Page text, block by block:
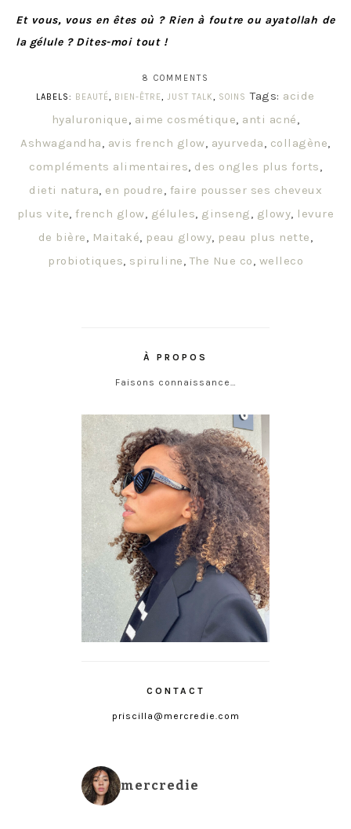
Et vous, vous en êtes où ? Rien à foutre ou ayatollah de
la gélule ? Dites-moi tout !
8 COMMENTS
LABELS:
BEAUTÉ, BIEN-ÊTRE,JUST TALK, SOINS Tags: acide
hyaluronique, aime cosmétique, anti acné,
Ashwagandha, avis french glow, ayurveda, collagène,
compléments alimentaires, des ongles plus forts,
dieti natura, en poudre, faire pousser ses cheveux
plus vite,french glow, gélules, ginseng, glowy, levure
de bière, Maitaké, peau glowy, peau plus nette,
probiotiques, spiruline, The Nue co, welleco
À PROPOS
Faisons connaissance…
CONTACT
priscilla@mercredie.com
mercredie